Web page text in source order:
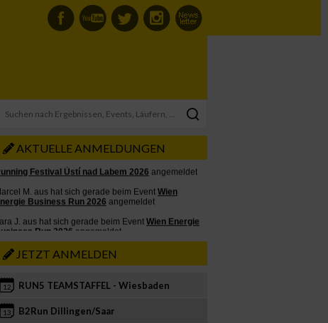
AKTUELLE ANMELDUNGEN
JETZT ANMELDEN
12 RUN5 TEAMSTAFFEL - Wiesbaden
13 B2Run Dillingen/Saar